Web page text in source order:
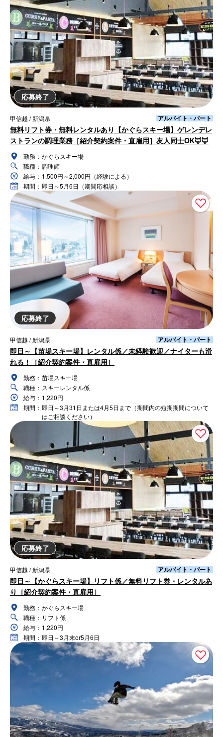
応募終了
甲信越 / 新潟県 アルバイト・パート
無料リフト券・無料レンタルあり【かぐらスキー場】ゲレンデレ
ストランの調理業務［紹介契約案件・直雇用］友人同士OK🦊🦊
勤務： かぐらスキー場
職種： 調理師
給与： 1,500円～2,000円（経験による）
期間： 即日～5月6日（期間応相談）
応募終了
甲信越 / 新潟県 アルバイト・パート
即日～【苗場スキー場】レンタル係／未経験歓迎／ナイターも滑
れる！［紹介契約案件・直雇用］
勤務： 苗場スキー場
職種： スキーレンタル係
給与： 1,220円
期間： 即日～3月31日または4月5日まで（期間内の短期期間について
はご相談ください）
応募終了
甲信越 / 新潟県 アルバイト・パート
即日～【かぐらスキー場】リフト係／無料リフト券・レンタルあ
り［紹介契約案件・直雇用］
勤務： かぐらスキー場
職種： リフト係
給与： 1,220円
期間： 即日～3月末or5月6日